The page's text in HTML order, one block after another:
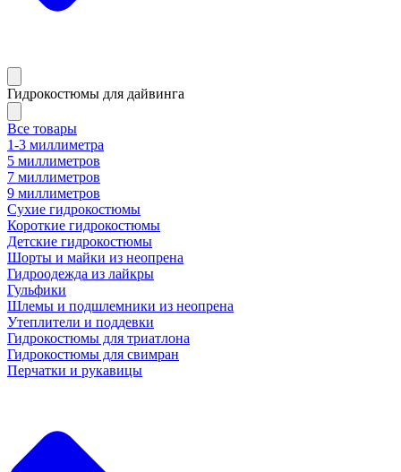
Гидрокостюмы для дайвинга
Все товары
1-3 миллиметра
5 миллиметров
7 миллиметров
9 миллиметров
Сухие гидрокостюмы
Короткие гидрокостюмы
Детские гидрокостюмы
Шорты и майки из неопрена
Гидроодежда из лайкры
Гульфики
Шлемы и подшлемники из неопрена
Утеплители и поддевки
Гидрокостюмы для триатлона
Гидрокостюмы для свимран
Перчатки и рукавицы